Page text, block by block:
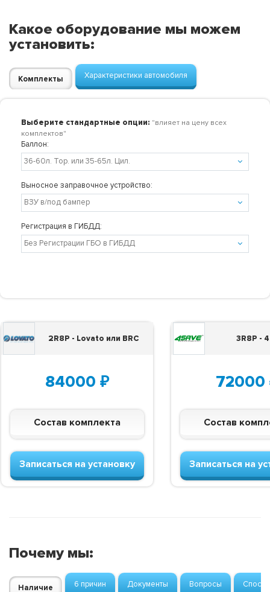
Какое оборудование мы можем
установить:
Комплекты Характеристики автомобиля
Выберите стандартные опции: "влияет на цену всех
комплектов"
Баллон:
Выносное заправочное устройство:
Регистрация в ГИБДД:
2R8P - Lovato или BRC
84000 ₽
Состав комплекта
Записаться на установку
3R8P -
72000
Состав
Записаться на
Почему мы:
Наличие 6 причин Документы Вопросы